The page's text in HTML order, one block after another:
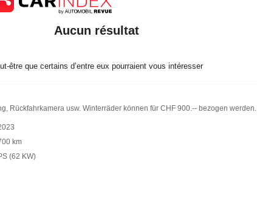
Aucun résultat
être que certains d’entre eux pourraient vous intéresser
Rückfahrkamera usw. Winterräder können für CHF 900.-- bezogen werden.
km
(62 KW)